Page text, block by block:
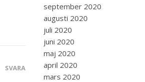
SVARA
september 2020
augusti 2020
juli 2020
juni 2020
maj 2020
april 2020
mars 2020